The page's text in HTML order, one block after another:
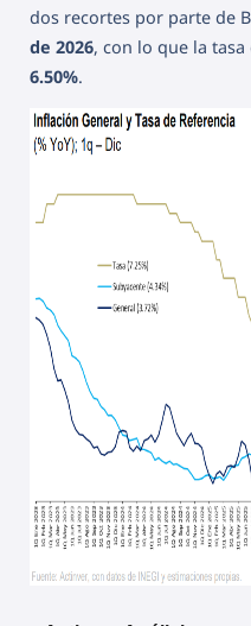
dos recortes por parte de
de 2026, con lo que la
6.50%.